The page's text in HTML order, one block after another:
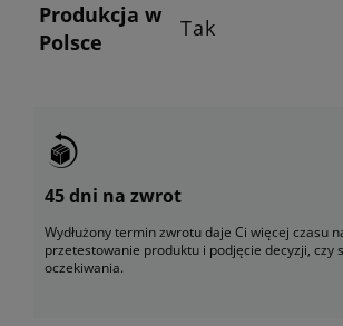
Produkcja w
Polsce
Tak
45 dni na zwrot
Wydłużony termin zwrotu daje Ci więcej czasu
przetestowanie produktu i podjęcie decyzji, czy
oczekiwania.